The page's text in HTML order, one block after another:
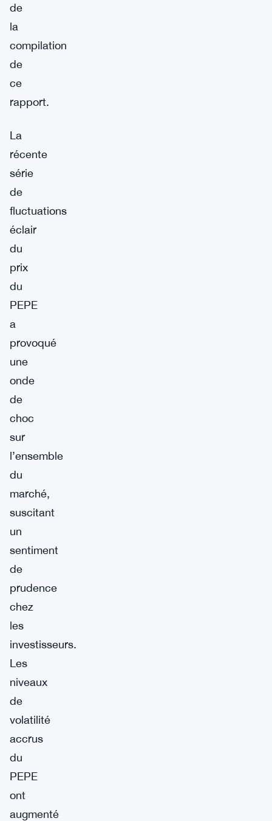
de
la
compilation
de
ce
rapport.
La
récente
série
de
fluctuations
éclair
du
prix
du
PEPE
a
provoqué
une
onde
de
choc
sur
l’ensemble
du
marché,
suscitant
un
sentiment
de
prudence
chez
les
investisseurs.
Les
niveaux
de
volatilité
accrus
du
PEPE
ont
augmenté